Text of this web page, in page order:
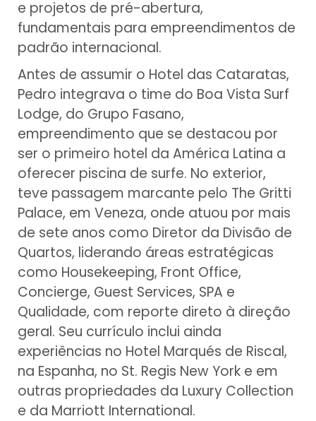
e projetos de pré-abertura,
fundamentais para empreendimentos de
padrão internacional.
Antes de assumir o Hotel das Cataratas,
Pedro integrava o time do Boa Vista Surf
Lodge, do Grupo Fasano,
empreendimento que se destacou por
ser o primeiro hotel da América Latina a
oferecer piscina de surfe. No exterior,
teve passagem marcante pelo The Gritti
Palace, em Veneza, onde atuou por mais
de sete anos como Diretor da Divisão de
Quartos, liderando áreas estratégicas
como Housekeeping, Front Office,
Concierge, Guest Services, SPA e
Qualidade, com reporte direto à direção
geral. Seu currículo inclui ainda
experiências no Hotel Marqués de Riscal,
na Espanha, no St. Regis New York e em
outras propriedades da Luxury Collection
e da Marriott International.